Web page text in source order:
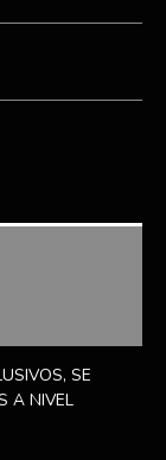
SE
A NIVEL